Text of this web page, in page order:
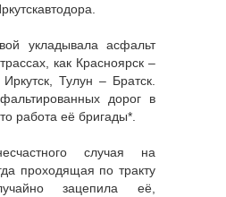
укладывала асфальт
как Красноярск –
Тулун – Братск.
дорог в
работа её бригады*.
случая на
проходящая по тракту
зацепила её,